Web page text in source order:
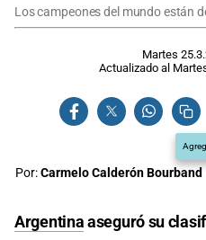
Los campeones del mundo están
Martes
Actualizado al
Por:Carmelo Calderón Bourband
Argentinaaseguró su